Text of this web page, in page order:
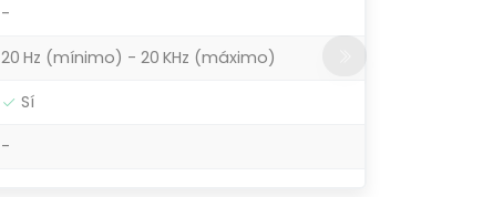
-
20 Hz (mínimo) - 20 KHz (máximo)
Sí
-